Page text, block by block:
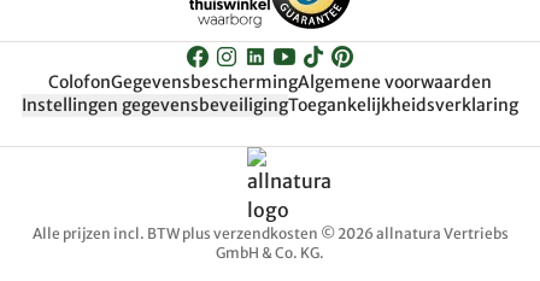
ColofonGegevensbeschermingAlgemene voorwaarden
Instellingen gegevensbeveiligingToegankelijkheidsverklaring
Alle prijzen incl. BTW plus verzendkosten © 2026 allnatura Vertriebs
GmbH & Co. KG.